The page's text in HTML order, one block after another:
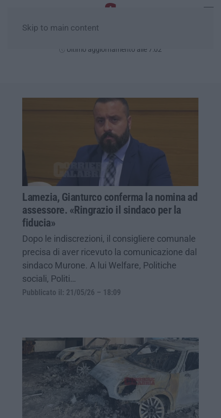
Skip to main content
Ultimo aggiornamento alle 7:02
Lamezia, Gianturco conferma la nomina ad
assessore. «Ringrazio il sindaco per la
fiducia»
Dopo le indiscrezioni, il consigliere comunale
precisa di aver ricevuto la comunicazione dal
sindaco Murone. A lui Welfare, Politiche
sociali, Politi…
Pubblicato il: 21/05/26 – 18:09